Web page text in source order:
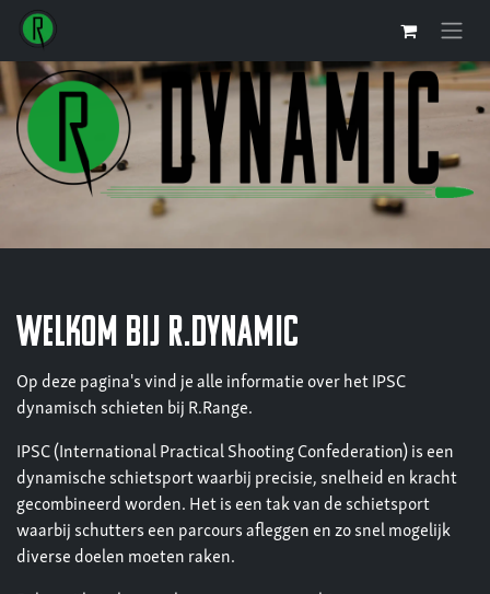
Se rendre au contenu
welkom bij r.dynamic
Op deze pagina's vind je alle informatie over het IPSC
dynamisch schieten bij R.Range.
IPSC (International Practical Shooting Confederation) is een
dynamische schietsport waarbij precisie, snelheid en kracht
gecombineerd worden. Het is een tak van de schietsport
waarbij schutters een parcours afleggen en zo snel mogelijk
diverse doelen moeten raken.